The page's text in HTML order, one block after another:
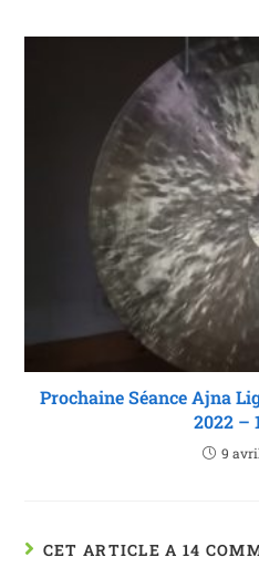
Prochaine Séance Ajna
2022 –
9
CET ARTICLE A 14